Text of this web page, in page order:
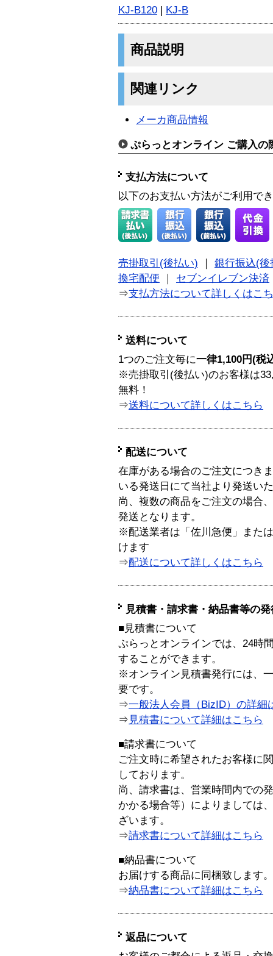
KJ-B120 | KJ-B
商品説明
関連リンク
メーカ商品情報
ぷらっとオンライン ご購入の
支払方法について
以下のお支払い方法がご利用で
売掛取引(後払い)
銀行振込(後
換宅配便
セブンイレブン決済
⇒支払方法について詳しくはこ
送料について
1つのご注文毎に一律1,100円(税
※売掛取引(後払い)のお客様は
無料！
⇒送料について詳しくはこちら
配送について
在庫がある場合のご注文につき
いる発送日にて当社より発送い
尚、複数の商品をご注文の場合
発送となります。
※配送業者は「佐川急便」また
けます
⇒配送について詳しくはこちら
見積書・請求書・納品書等の
■見積書について
ぷらっとオンラインでは、24時
することができます。
※オンライン見積書発行には、
要です。
⇒一般法人会員（BizID）の詳細
⇒ 見積書について詳細はこちら
■請求書について
ご注文時に希望されたお客様に
しております。
尚、請求書は、営業時間内での
かかる場合等）によりましては
ざいます。
⇒請求書について詳細はこちら
■納品書について
お届けする商品に同梱致します。
⇒納品書について詳細はこちら
返品について